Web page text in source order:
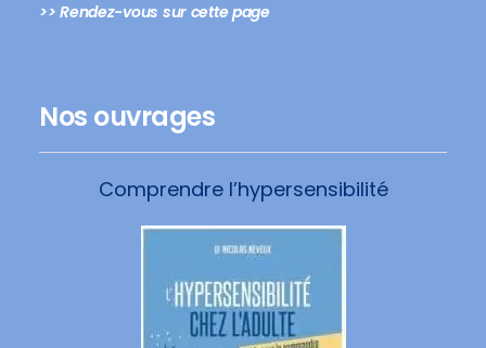
>> Rendez-vous sur cette page
Nos ouvrages
Comprendre l’hypersensibilité